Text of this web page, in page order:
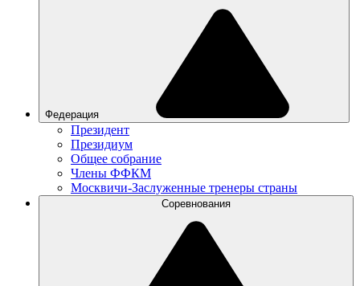
Федерация
Президент
Президиум
Общее собрание
Члены ФФКМ
Москвичи-Заслуженные тренеры страны
Соревнования